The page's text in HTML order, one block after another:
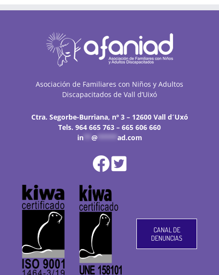
Asociación de Familiares con Niños y Adultos
Discapacitados de Vall d’Uixó
Ctra. Segorbe-Burriana, nº 3 – 12600 Vall d´Uxó
Tels. 964 665 763 – 665 606 660
in** @ ad.com
CANAL DE
DENUNCIAS